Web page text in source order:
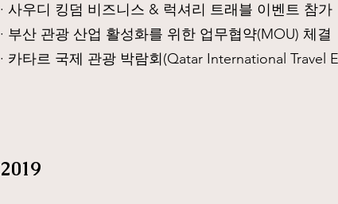
· 사우디 킹덤 비즈니스 & 럭셔리 트래블 이벤트 참가
· 부산 관광 산업 활성화를 위한 업무협약(MOU) 체결
· 카타르 국제 관광 박람회(Qatar International Travel
2019